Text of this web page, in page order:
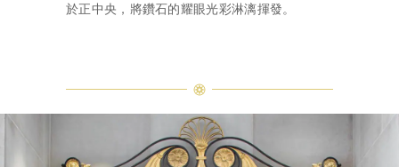
於正中央，將鑽石的耀眼光彩淋漓揮發。